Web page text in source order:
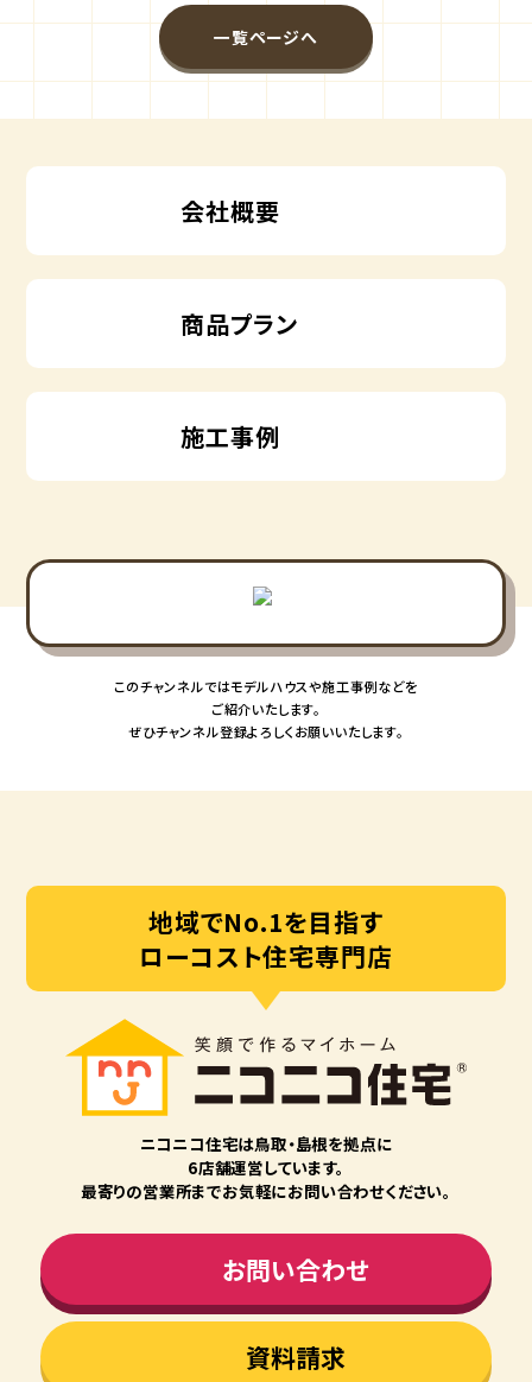
一覧ページへ
会社概要
商品プラン
施工事例
このチャンネルではモデルハウスや施工事例などを
ご紹介いたします。
ぜひチャンネル登録よろしくお願いいたします。
地域でNo.1を目指す
ローコスト住宅専門店
ニコニコ住宅は⿃取・島根を拠点に
6店舗運営しています。
最寄りの営業所までお気軽にお問い合わせください。
お問い合わせ
資料請求